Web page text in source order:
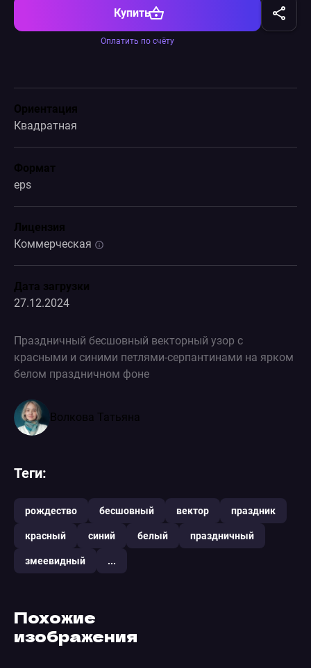
Купить
Оплатить по счёту
Ориентация
Квадратная
Формат
eps
Лицензия
Коммерческая
Дата загрузки
27.12.2024
Праздничный бесшовный векторный узор с
красными и синими петлями-серпантинами на ярком
белом праздничном фоне
Волкова Татьяна
Теги:
рождество бесшовный вектор праздник
красный синий белый праздничный
змеевидный ...
Похожие
изображения